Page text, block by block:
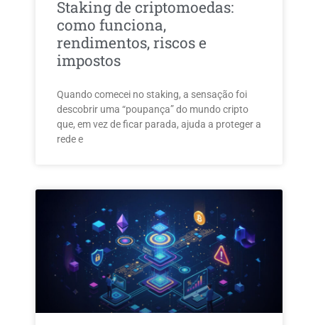
Staking de criptomoedas:
como funciona,
rendimentos, riscos e
impostos
Quando comecei no staking, a sensação foi
descobrir uma “poupança” do mundo cripto
que, em vez de ficar parada, ajuda a proteger a
rede e